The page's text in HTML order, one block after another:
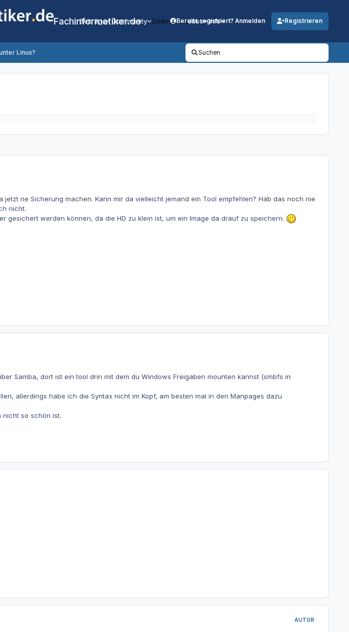
Fachinformatiker.de
Beiträge Community DownloadsJobs Info
Bereits registriert? Anmelden Registrieren
Linux? Suchen
ne Sicherung machen. Kann mir da vielleicht jemand ein Tool empfehlen? Hab das noch nie
nicht.
gesichert werden können, da die HD zu klein ist, um ein Image da drauf zu speichern.
Samba, dort ist ein tool drin mit dem du Windows Freigaben mounten kannst (smbfs in
allerdings habe ich die Syntax nicht im Kopf, am besten mal in den Manpages dazu
so schön ist.
AUTOR